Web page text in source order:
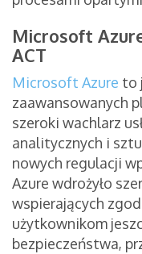
Microsoft
ACT
Microsoft Azure to
zaawansowanych
szeroki wachlarz
analitycznych i
nowych regulacji
Azure wdrożyło
wspierających
użytkownikom
bezpieczeństwa,